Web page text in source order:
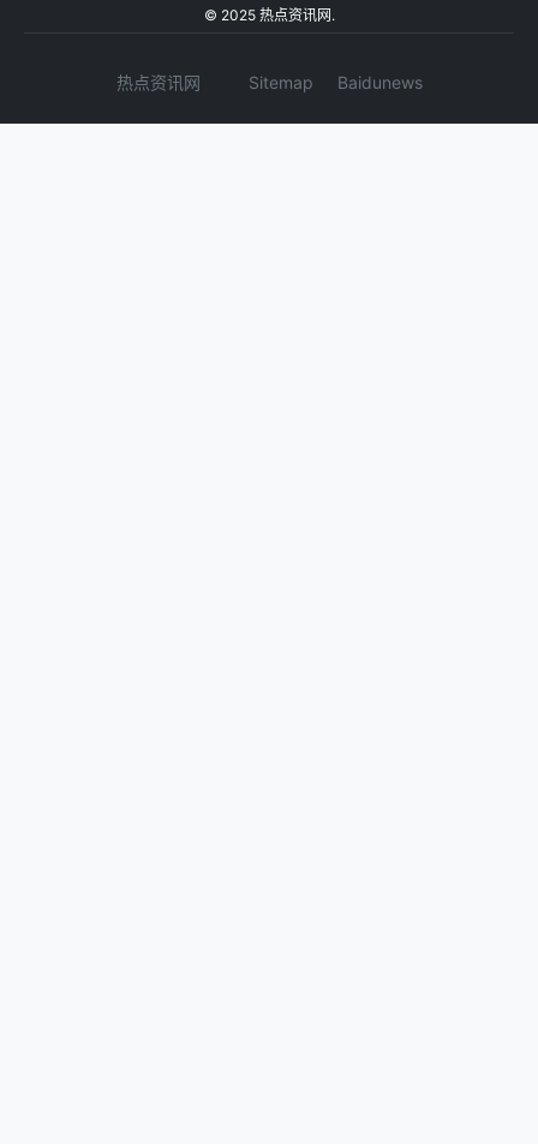
© 2025 热点资讯网.
热点资讯网 Sitemap Baidunews